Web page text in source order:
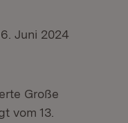
Juni 2024
neuem Fenster)
Große
in neuem Fenster)
vom 13.